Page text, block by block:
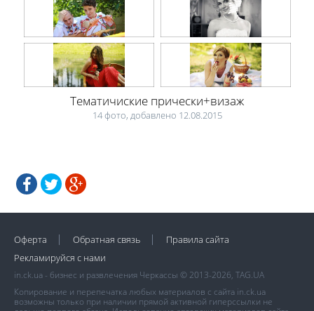
Тематичиские прически+визаж
14 фото, добавлено 12.08.2015
Оферта Обратная связь
Правила сайта
Рекламируйся с нами
in.ck.ua - бизнес и развлечения Черкассы © 2013-2026, TAG.UA
Копирование и перепечатка любых материалов с сайта in.ck.ua
возможны только при наличии прямой активной гиперссылки не